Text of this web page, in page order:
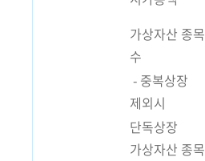
가상자산 종목
수
- 중복상장
제외시
단독상장
가상자산 종목